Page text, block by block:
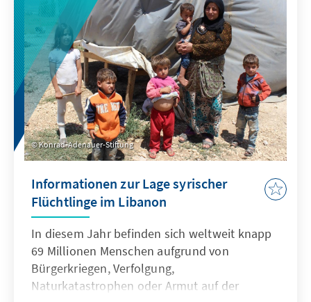
Konrad-Adenauer-Stiftung
Informationen zur Lage syrischer
Flüchtlinge im Libanon
In diesem Jahr befinden sich weltweit knapp
69 Millionen Menschen aufgrund von
Bürgerkriegen, Verfolgung,
Naturkatastrophen oder Armut auf der